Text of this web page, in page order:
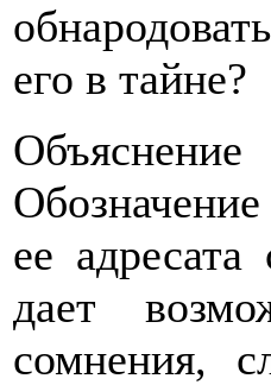
его в тайне?
ее
дает
сомнения,